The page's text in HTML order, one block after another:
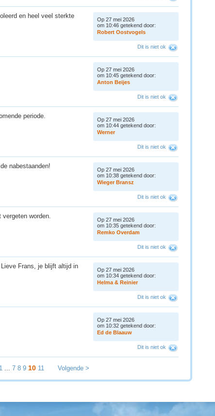
en heel veel sterkte
Op 27 mei 2026
om 10:46 getekend door:
Robert Oostvogels
Dit is niet ok
Op 27 mei 2026
om 10:45 getekend door:
Anton Beijes
Dit is niet ok
periode.
Op 27 mei 2026
om 10:44 getekend door:
Werner
Dit is niet ok
nabestaanden!
Op 27 mei 2026
om 10:38 getekend door:
Wieger Bransz
Dit is niet ok
worden.
Op 27 mei 2026
om 10:35 getekend door:
Remko Overdam
Dit is niet ok
Frans, je blijft altijd in
Op 27 mei 2026
om 10:34 getekend door:
Helma & Reinier
Dit is niet ok
Op 27 mei 2026
om 10:32 getekend door:
Ed de Blaauw
Dit is niet ok
1 7 8 9 10 11 Volgende >